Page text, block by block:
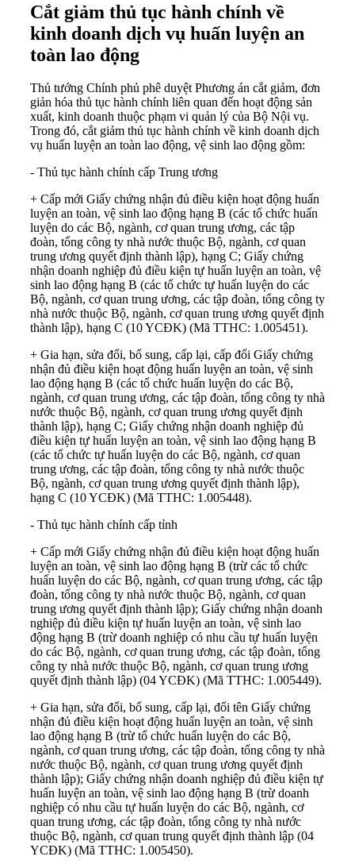
Cắt giảm thủ tục hành chính về
kinh doanh dịch vụ huấn luyện an
toàn lao động
Thủ tướng Chính phủ phê duyệt Phương án cắt giảm, đơn
giản hóa thủ tục hành chính liên quan đến hoạt động sản
xuất, kinh doanh thuộc phạm vi quản lý của Bộ Nội vụ.
Trong đó, cắt giảm thủ tục hành chính về kinh doanh dịch
vụ huấn luyện an toàn lao động, vệ sinh lao động gồm:
- Thủ tục hành chính cấp Trung ương
+ Cấp mới Giấy chứng nhận đủ điều kiện hoạt động huấn
luyện an toàn, vệ sinh lao động hạng B (các tổ chức huấn
luyện do các Bộ, ngành, cơ quan trung ương, các tập
đoàn, tổng công ty nhà nước thuộc Bộ, ngành, cơ quan
trung ương quyết định thành lập), hạng C; Giấy chứng
nhận doanh nghiệp đủ điều kiện tự huấn luyện an toàn, vệ
sinh lao động hạng B (các tổ chức tự huấn luyện do các
Bộ, ngành, cơ quan trung ương, các tập đoàn, tổng công ty
nhà nước thuộc Bộ, ngành, cơ quan trung ương quyết định
thành lập), hạng C (10 YCĐK) (Mã TTHC: 1.005451).
+ Gia hạn, sửa đổi, bổ sung, cấp lại, cấp đổi Giấy chứng
nhận đủ điều kiện hoạt động huấn luyện an toàn, vệ sinh
lao động hạng B (các tổ chức huấn luyện do các Bộ,
ngành, cơ quan trung ương, các tập đoàn, tổng công ty nhà
nước thuộc Bộ, ngành, cơ quan trung ương quyết định
thành lập), hạng C; Giấy chứng nhận doanh nghiệp đủ
điều kiện tự huấn luyện an toàn, vệ sinh lao động hạng B
(các tổ chức tự huấn luyện do các Bộ, ngành, cơ quan
trung ương, các tập đoàn, tổng công ty nhà nước thuộc
Bộ, ngành, cơ quan trung ương quyết định thành lập),
hạng C (10 YCĐK) (Mã TTHC: 1.005448).
- Thủ tục hành chính cấp tỉnh
+ Cấp mới Giấy chứng nhận đủ điều kiện hoạt động huấn
luyện an toàn, vệ sinh lao động hạng B (trừ các tổ chức
huấn luyện do các Bộ, ngành, cơ quan trung ương, các tập
đoàn, tổng công ty nhà nước thuộc Bộ, ngành, cơ quan
trung ương quyết định thành lập); Giấy chứng nhận doanh
nghiệp đủ điều kiện tự huấn luyện an toàn, vệ sinh lao
động hạng B (trừ doanh nghiệp có nhu cầu tự huấn luyện
do các Bộ, ngành, cơ quan trung ương, các tập đoàn, tổng
công ty nhà nước thuộc Bộ, ngành, cơ quan trung ương
quyết định thành lập) (04 YCĐK) (Mã TTHC: 1.005449).
+ Gia hạn, sửa đổi, bổ sung, cấp lại, đổi tên Giấy chứng
nhận đủ điều kiện hoạt động huấn luyện an toàn, vệ sinh
lao động hạng B (trừ tổ chức huấn luyện do các Bộ,
ngành, cơ quan trung ương, các tập đoàn, tổng công ty nhà
nước thuộc Bộ, ngành, cơ quan trung ương quyết định
thành lập); Giấy chứng nhận doanh nghiệp đủ điều kiện tự
huấn luyện an toàn, vệ sinh lao động hạng B (trừ doanh
nghiệp có nhu cầu tự huấn luyện do các Bộ, ngành, cơ
quan trung ương, các tập đoàn, tổng công ty nhà nước
thuộc Bộ, ngành, cơ quan trung quyết định thành lập (04
YCĐK) (Mã TTHC: 1.005450).